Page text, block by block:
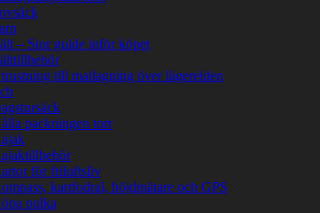
– Stor guide inför köpet
till matlagning över lägerelden
packningen torr
för friluftsliv
kartfodral, höjdmätare och GPS
pulka